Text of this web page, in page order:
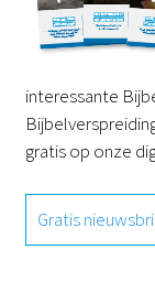
interessante
gratis op onze
Gratis